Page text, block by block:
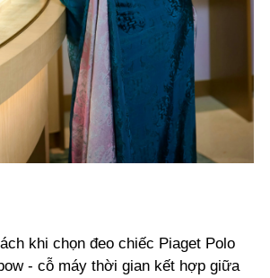
khi chọn đeo chiếc Piaget Polo
- cỗ máy thời gian kết hợp giữa